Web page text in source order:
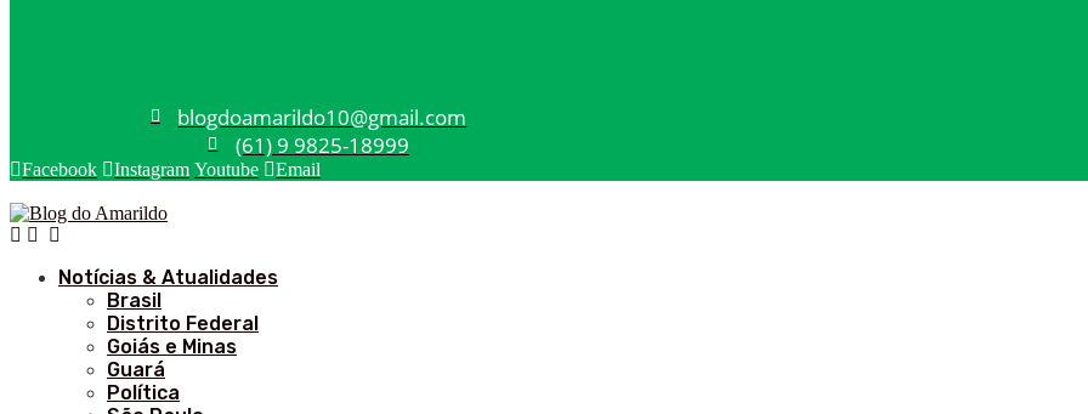
blogdoamarildo10@gmail.com
(61) 9 9825-18999
Facebook Instagram Youtube Email
Notícias & Atualidades
Brasil
Distrito Federal
Goiás e Minas
Guará
Política